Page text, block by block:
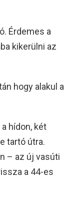
Érdemes a
kikerülni az
hogy alakul a
hídon, két
tartó útra.
– az új vasúti
a 44-es